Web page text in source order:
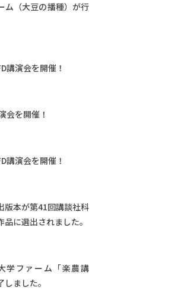
ム（大豆の播種）が行
講演会を開催！
会を開催！
講演会を開催！
版本が第41回講談社科
に選出されました。
学ファーム「楽農講
ました。